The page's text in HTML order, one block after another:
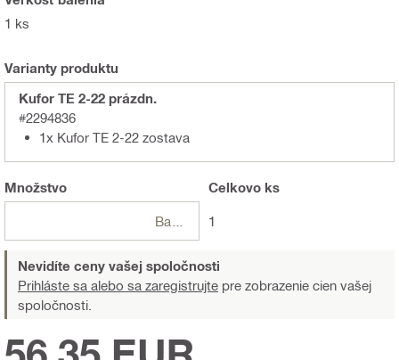
1 ks
Varianty produktu
Kufor TE 2-22 prázdn.
#2294836
1x Kufor TE 2-22 zostava
Množstvo Celkovo ks
1
Nevidíte ceny vašej spoločnosti
Prihláste sa alebo sa zaregistrujte pre zobrazenie cien vašej
spoločnosti.